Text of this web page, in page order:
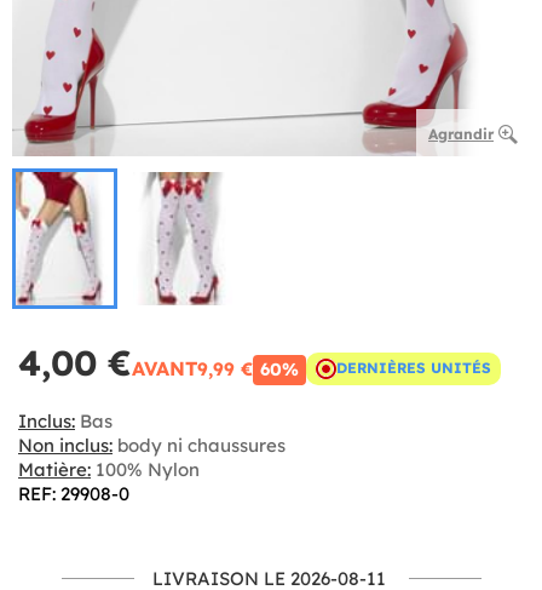
Agrandir
4,00 €AVANT9,99 € 60% DERNIÈRES UNITÉS
Inclus: Bas
Non inclus: body ni chaussures
Matière: 100% Nylon
REF: 29908-0
LIVRAISON LE 2026-08-11